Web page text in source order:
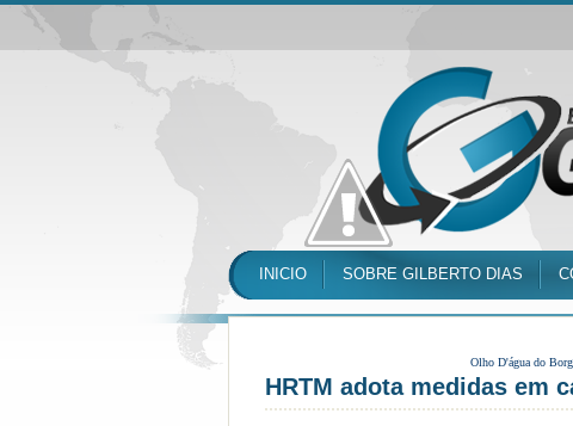
INICIO SOBRE GILBERTO DIAS
Olho D'água do
HRTM adota medidas em